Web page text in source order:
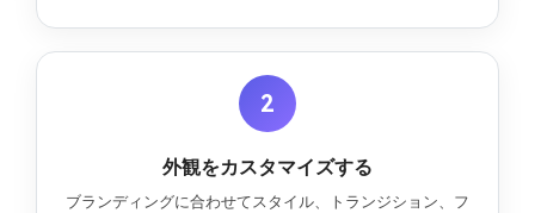
2
外観をカスタマイズする
ブランディングに合わせてスタイル、トランジション、フ